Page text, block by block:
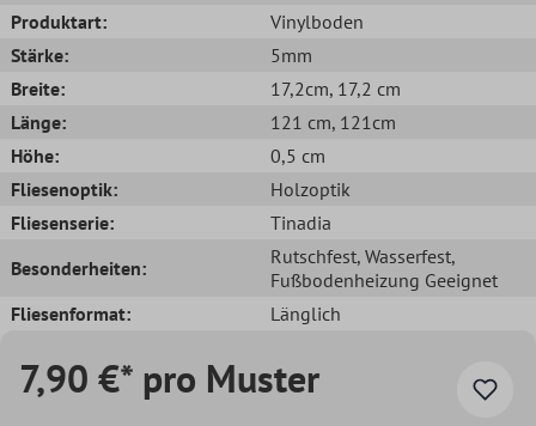
Produktart:
Vinylboden
Stärke:
5mm
Breite:
17,2cm, 17,2 cm
Länge:
121 cm, 121cm
Höhe:
0,5 cm
Fliesenoptik:
Holzoptik
Fliesenserie:
Tinadia
Besonderheiten:
Rutschfest, Wasserfest,
Fußbodenheizung Geeignet
Fliesenformat:
Länglich
7,90 €* pro Muster